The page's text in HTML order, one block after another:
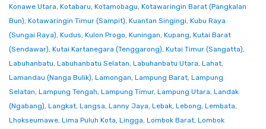
Konawe Utara, Kotabaru, Kotamobagu, Kotawaringin Barat (Pangkalan
Bun), Kotawaringin Timur (Sampit), Kuantan Singingi, Kubu Raya
(Sungai Raya), Kudus, Kulon Progo, Kuningan, Kupang, Kutai Barat
(Sendawar), Kutai Kartanegara (Tenggarong), Kutai Timur (Sangatta),
Labuhanbatu, Labuhanbatu Selatan, Labuhanbatu Utara, Lahat,
Lamandau (Nanga Bulik), Lamongan, Lampung Barat, Lampung
Selatan, Lampung Tengah, Lampung Timur, Lampung Utara, Landak
(Ngabang), Langkat, Langsa, Lanny Jaya, Lebak, Lebong, Lembata,
Lhokseumawe, Lima Puluh Kota, Lingga, Lombok Barat, Lombok